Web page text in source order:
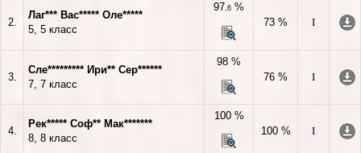
2.
Лаг*** Вас***** Оле*****
5, 5 класс
97,6 %
73 %
I
3.
Сле********* Ири** Сер******
7, 7 класс
98 %
76 %
I
4.
Рек***** Соф** Мак*******
8, 8 класс
100 %
100 %
I